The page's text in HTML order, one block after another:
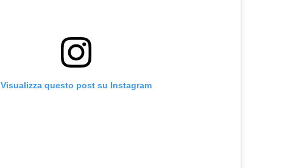
Visualizza questo post su Instagram